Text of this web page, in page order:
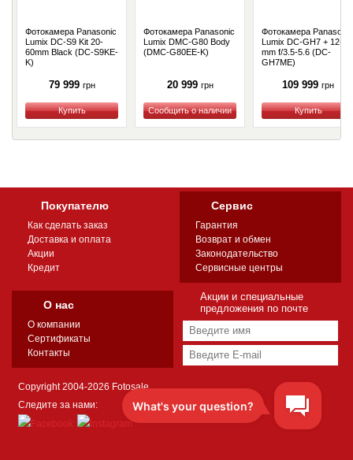
Фотокамера Panasonic
Lumix DC-S9 Kit 20-
60mm Black (DC-S9KE-
K)
79 999 грн
Купить
Фотокамера Panasonic
Lumix DMC-G80 Body
(DMC-G80EE-K)
20 999 грн
Купить
Фотокамера Panasonic
Lumix DC-GH7 + 12-60
mm f/3.5-5.6 (DC-
GH7ME)
109 999 грн
Купить
Покупателю
Как сделать заказ
Доставка и оплата
Акции
Кредит
Сервис
Гарантия
Возврат и обмен
Законодательство
Сервисные центры
О нас
О компании
Сертификаты
Контакты
Акции и специальные
предложения по почте
Copyright 2004-2026 Fotosale
Следите за нами: